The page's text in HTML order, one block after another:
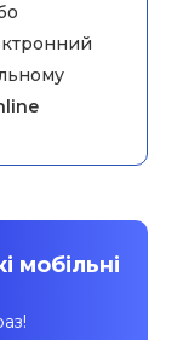
мобільні